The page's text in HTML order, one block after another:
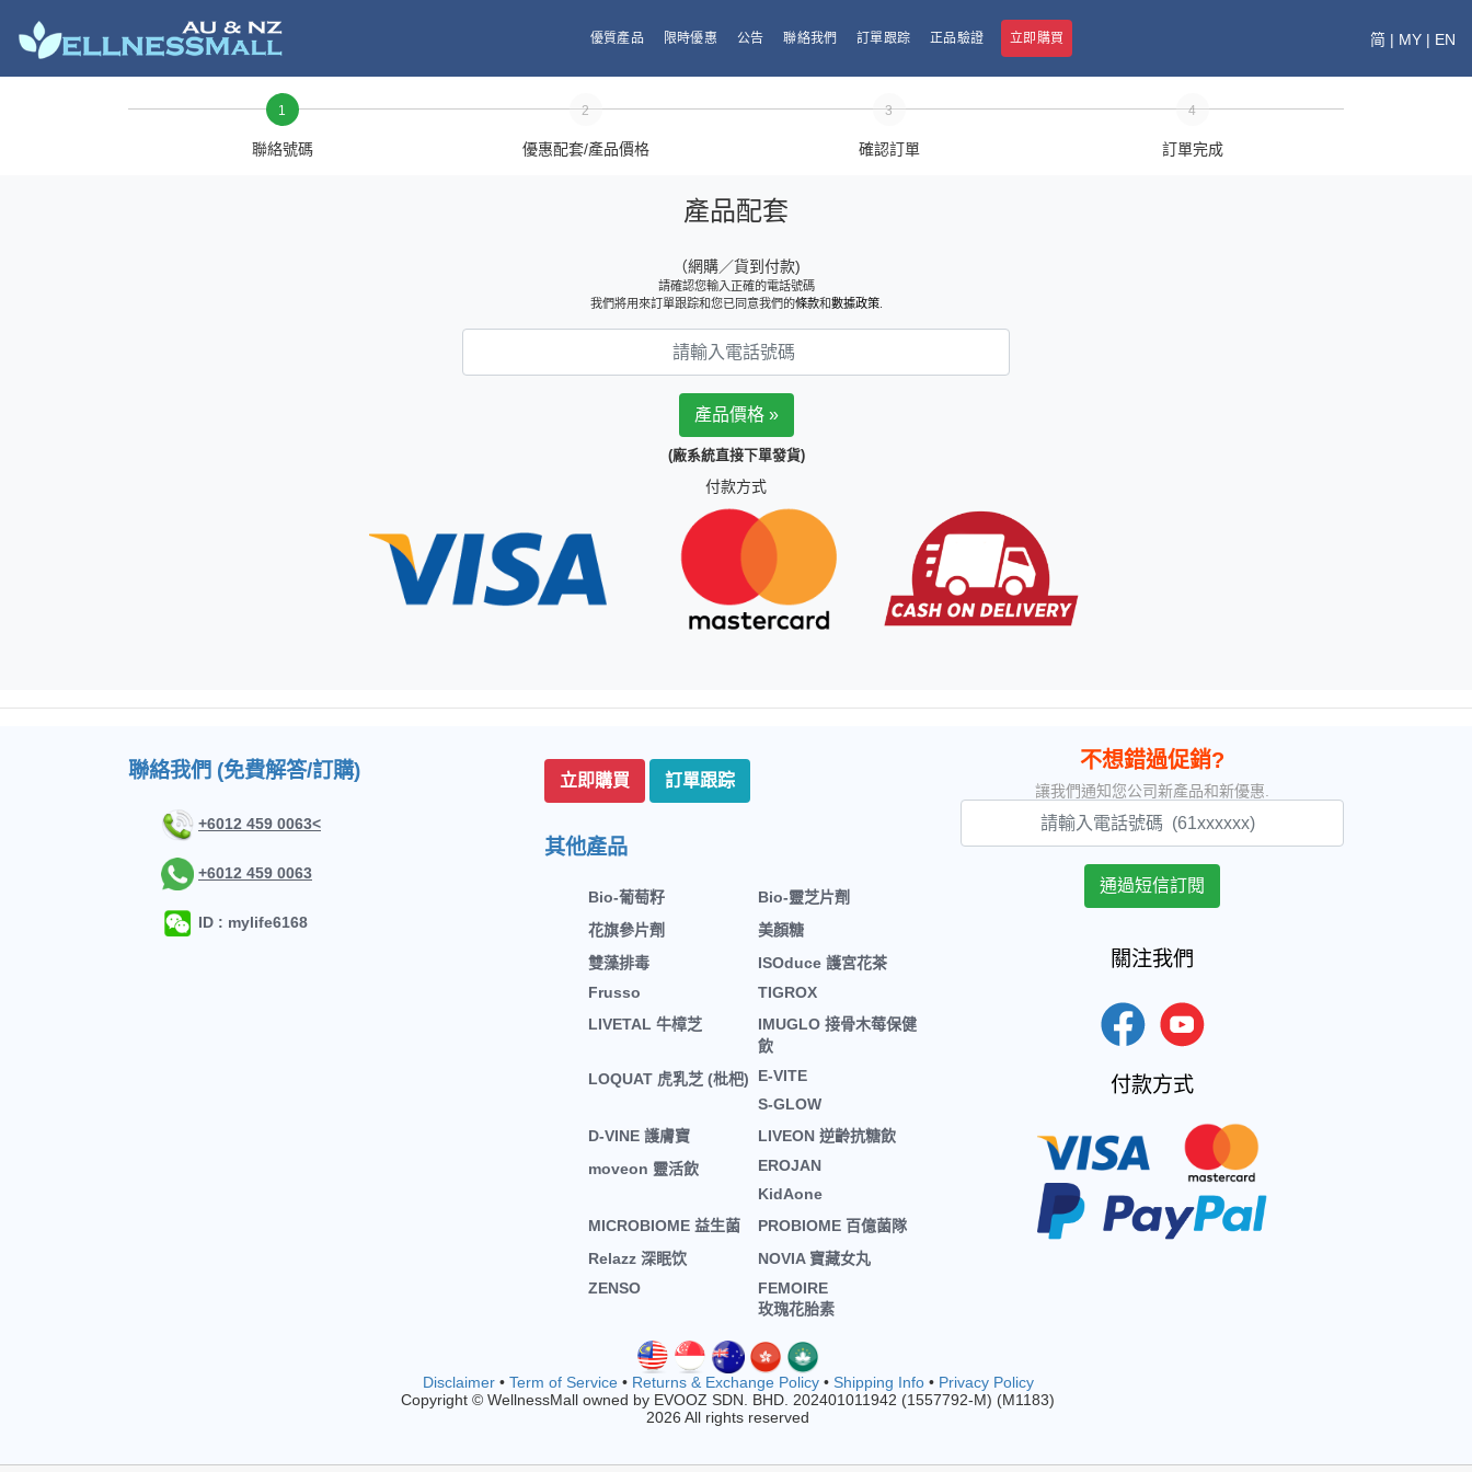
優質產品 限時優惠 公告 聯絡我們 訂單跟踪 正品驗證 立即購買 简 | MY| EN
1
聯絡號碼
2
優惠配套/產品價格
3
確認訂單
4
訂單完成
產品配套
（網購／貨到付款)
請確認您輸入正確的電話號碼
我們將用來訂單跟踪和您已同意我們的條款和數據政策.
(廠系統直接下單發貨)
付款方式
聯絡我們 (免費解答/訂購)
+6012 459 0063<
+6012 459 0063
ID : mylife6168
立即購買 訂單跟踪
其他產品
Bio-葡萄籽
Bio-靈芝片劑
花旗參片劑
美顏糖
雙藻排毒
ISOduce 護宮花茶
Frusso
TIGROX
LIVETAL 牛樟芝
IMUGLO 接骨木莓保健
飲
LOQUAT 虎乳芝 (枇杷)
E-VITE
S-GLOW
D-VINE 護膚寶
LIVEON 逆齡抗糖飲
moveon 靈活飲
EROJAN
KidAone
MICROBIOME 益生菌
PROBIOME 百億菌隊
Relazz 深眠饮
NOVIA 寶藏女丸
ZENSO
FEMOIRE
玫瑰花胎素
不想錯過促銷?
讓我們通知您公司新產品和新優惠.
關注我們
付款方式
Disclaimer• Term of Service• Returns & Exchange Policy• Shipping Info• Privacy Policy
Copyright © WellnessMall owned by EVOOZ SDN. BHD. 202401011942 (1557792-M) (M1183)
2026 All rights reserved